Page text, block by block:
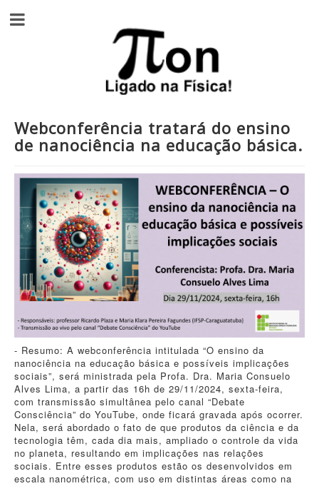
Webconferência tratará do ensino
de nanociência na educação básica.
- Resumo: A webconferência intitulada “O ensino da
nanociência na educação básica e possíveis implicações
sociais”, será ministrada pela Profa. Dra. Maria Consuelo
Alves Lima, a partir das 16h de 29/11/2024, sexta-feira,
com transmissão simultânea pelo canal “Debate
Consciência” do YouTube, onde ficará gravada após ocorrer.
Nela, será abordado o fato de que produtos da ciência e da
tecnologia têm, cada dia mais, ampliado o controle da vida
no planeta, resultando em implicações nas relações
sociais. Entre esses produtos estão os desenvolvidos em
escala nanométrica, com uso em distintas áreas como na